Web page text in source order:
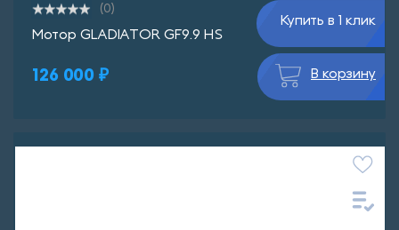
(0)
Мотор GLADIATOR GF9.9 HS
126 000 ₽
Купить в 1 клик
В корзину